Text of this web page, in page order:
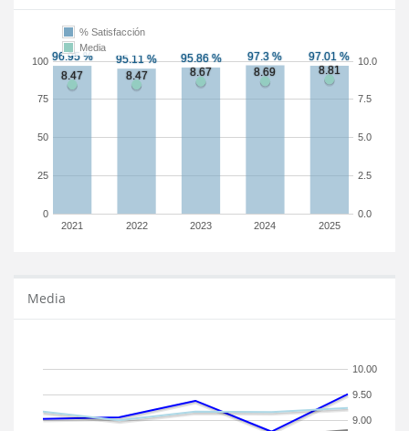
2021 2022 2023 2024 2025
0
25
50
75
100
0.0
2.5
5.0
7.5
10.0
% Satisfacción
Media
Media
9.00
9.50
10.00